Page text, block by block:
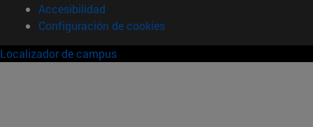
Accesibilidad
Configuración de cookies
Localizador de campus